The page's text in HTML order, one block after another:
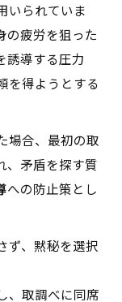
いられていま
の疲労を狙った
誘導する圧力
を得ようとする
場合、最初の取
、矛盾を探す質
への防止策とし
ず、黙秘を選択
、取調べに同席